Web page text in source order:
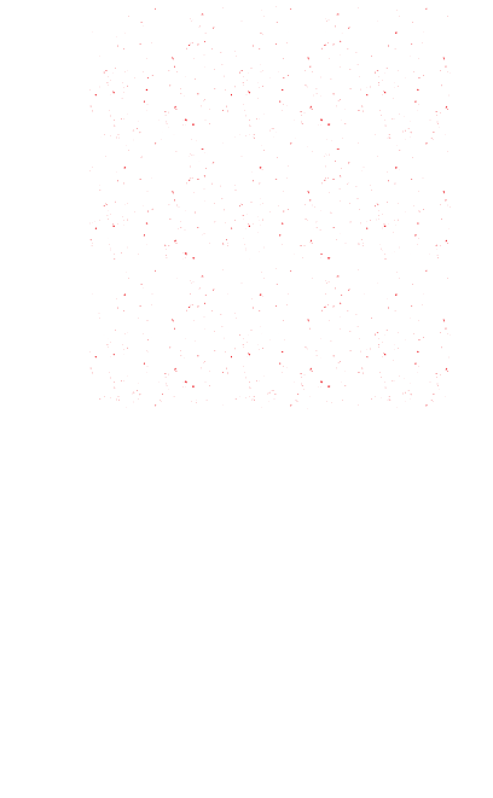
Cómo es la receta de pastel de
chocolate que amamos todos y
todas
Cómo hacer muffins de limón y
calabacín paso a paso
Bizcocho de Plátano: Trucos y
consejos para que salga perfecto
Bizcochuelo Marmolado:
Esponjoso, fácil y económico